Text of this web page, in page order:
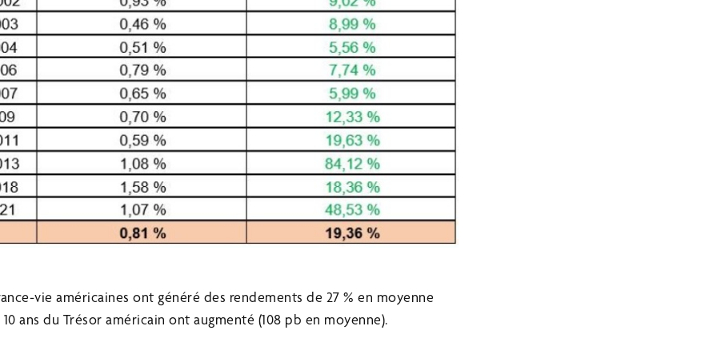
vie américaines ont généré des rendements de 27 % en moyenne
ans du Trésor américain ont augmenté (108 pb en moyenne).